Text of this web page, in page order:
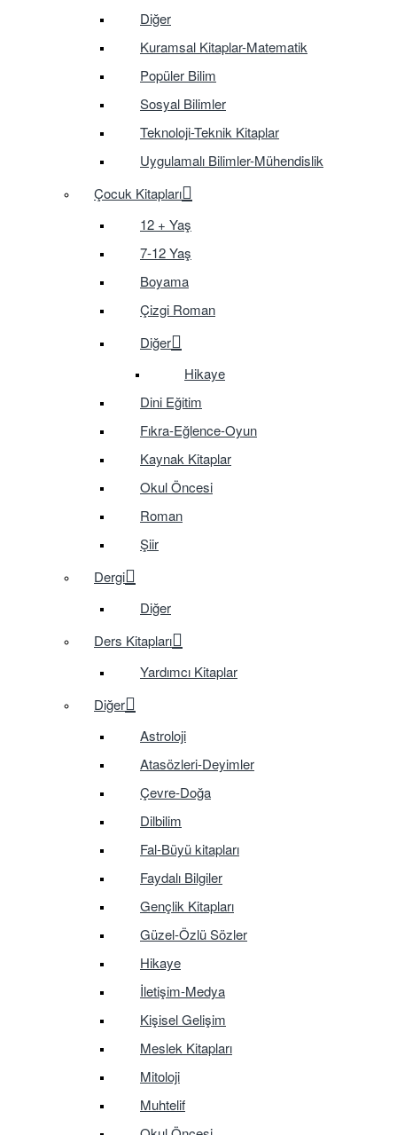
Diğer
Kuramsal Kitaplar-Matematik
Popüler Bilim
Sosyal Bilimler
Teknoloji-Teknik Kitaplar
Uygulamalı Bilimler-Mühendislik
Çocuk Kitapları
12 + Yaş
7-12 Yaş
Boyama
Çizgi Roman
Diğer
Hikaye
Dini Eğitim
Fıkra-Eğlence-Oyun
Kaynak Kitaplar
Okul Öncesi
Roman
Şiir
Dergi
Diğer
Ders Kitapları
Yardımcı Kitaplar
Diğer
Astroloji
Atasözleri-Deyimler
Çevre-Doğa
Dilbilim
Fal-Büyü kitapları
Faydalı Bilgiler
Gençlik Kitapları
Güzel-Özlü Sözler
Hikaye
İletişim-Medya
Kişisel Gelişim
Meslek Kitapları
Mitoloji
Muhtelif